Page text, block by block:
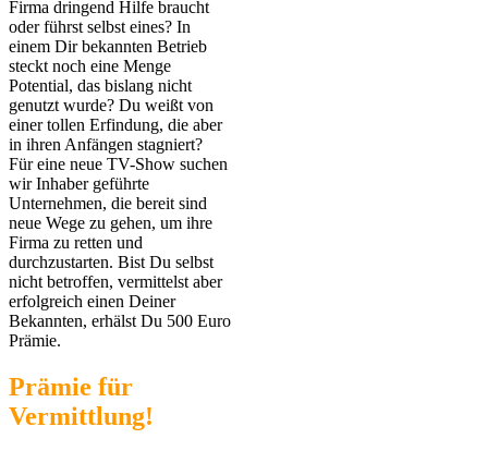
Firma dringend Hilfe braucht
oder führst selbst eines? In
einem Dir bekannten Betrieb
steckt noch eine Menge
Potential, das bislang nicht
genutzt wurde? Du weißt von
einer tollen Erfindung, die aber
in ihren Anfängen stagniert?
Für eine neue TV-Show suchen
wir Inhaber geführte
Unternehmen, die bereit sind
neue Wege zu gehen, um ihre
Firma zu retten und
durchzustarten. Bist Du selbst
nicht betroffen, vermittelst aber
erfolgreich einen Deiner
Bekannten, erhälst Du 500 Euro
Prämie.
Prämie für
Vermittlung!